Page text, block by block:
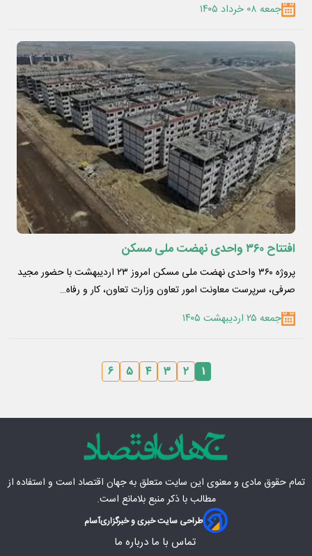
جمعه ۰۸ خرداد ۱۴۰۵
افتتاح ۳۶۰ واحدی نهضت ملی مسکن
پروژه ۳۶۰ واحدی نهضت ملی مسکن امروز ۲۳ اردیبهشت با حضور مجید
صرفی، سرپرست معاونت امور تعاون وزارت تعاون، کار و رفاه…
جمعه ۲۵ اردیبهشت ۱۴۰۵
۱ ۲ ۳ ۴ ۵ ۶
تمام حقوق مادی‌ و معنوی این سایت متعلق بهجهان اقتصاد است و استفاده از
مطالب با ذکر منبع بلامانع است.
طراحی سایت خبری و خبرگزاریآسام
تماس با ما درباره ما